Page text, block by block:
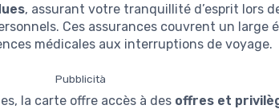
, assurant votre tranquillité d’esprit lors
Ces assurances couvrent un large
médicales aux interruptions de voyage.
Pubblicità
la carte offre accès à des offres et